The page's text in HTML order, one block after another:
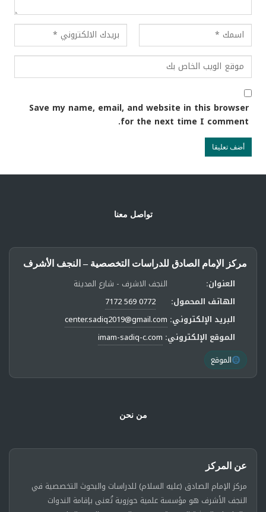
Save my name, email, and website in this browser
for the next time I comment.
تواصل معنا
مركز الإمام الصادق للدراسات التخصصية – النجف الأشرف
العنوان:
النجف الاشرف - شارع المدينة
الهاتف المحمول:
0772 569 7172
البريد الإلكتروني: center.sadiq2019@gmail.com
الموقع الإلكتروني: imam-sadiq-c.com
الموقع
من نحن
عن المركز
مركز الإمام الصادق (عليه السلام) للدراسات والبحوث التخصصية في
النجف الأشرف هو مؤسسة علمية حوزوية تُعنى بإقامة الندوات